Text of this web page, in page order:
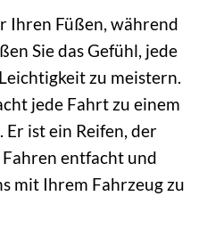
Ihren Füßen, während
Sie das Gefühl, jede
zu meistern.
jede Fahrt zu einem
ist ein Reifen, der
entfacht und
mit Ihrem Fahrzeug zu